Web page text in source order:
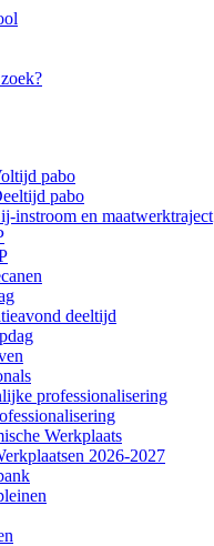
pabo
pabo
instroom en maatwerktraject
deeltijd
professionalisering
Werkplaats
2026-2027